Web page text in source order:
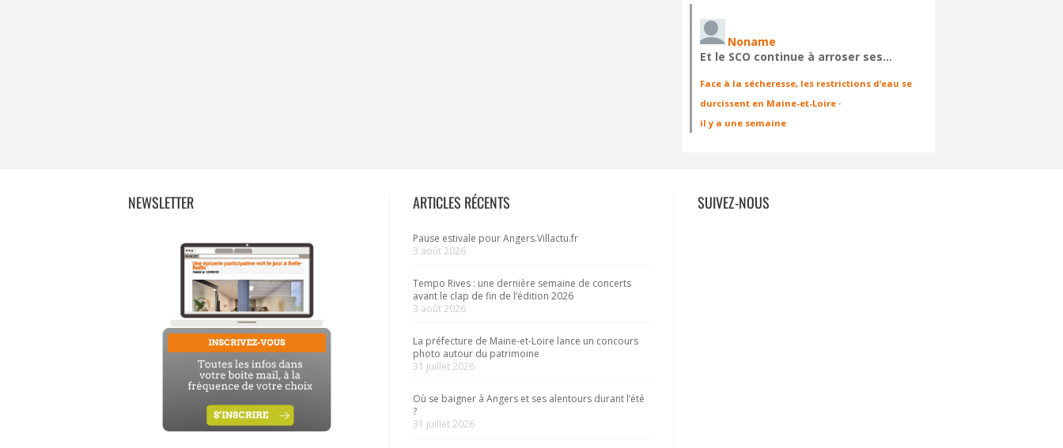
Noname
Et le SCO continue à arroser ses…
Face à la sécheresse, les restrictions d’eau se
durcissent en Maine-et-Loire ·
il y a une semaine
NEWSLETTER ARTICLES RÉCENTS
Pause estivale pour Angers.Villactu.fr
3 août 2026
Tempo Rives : une dernière semaine de concerts
avant le clap de fin de l’édition 2026
3 août 2026
La préfecture de Maine-et-Loire lance un concours
photo autour du patrimoine
31 juillet 2026
Où se baigner à Angers et ses alentours durant l’été
?
31 juillet 2026
SUIVEZ-NOUS